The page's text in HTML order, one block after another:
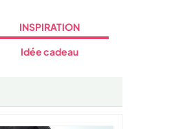
INSPIRATION
Idée cadeau